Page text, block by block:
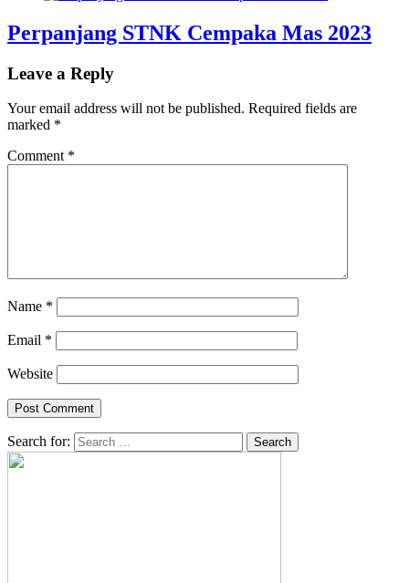
Perpanjang STNK Cempaka Mas 2023
Leave a Reply
Your email address will not be published. Required fields are
marked *
Comment *
Name *
Email *
Website
Search for: